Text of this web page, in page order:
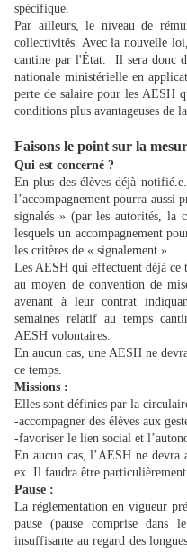
spécifique.
Par ailleurs, le niveau de
collectivités. Avec la nouvelle
cantine par l'État. Il sera donc
nationale ministérielle en
perte de salaire pour les AESH
conditions plus avantageuses de
Faisons le point sur la
Qui est concerné ?
En plus des élèves déjà
l’accompagnement pourra aussi
signalés » (par les autorités, la
lesquels un accompagnement
les critères de « signalement »
Les AESH qui effectuent déjà
au moyen de convention de
avenant à leur contrat
semaines relatif au temps
AESH volontaires.
En aucun cas, une AESH ne
ce temps.
Missions :
Elles sont définies par la
-accompagner des élèves aux
-favoriser le lien social et
En aucun cas, l’AESH ne devra
ex. Il faudra être
Pause :
La réglementation en vigueur
pause (pause comprise dans
insuffisante au regard des